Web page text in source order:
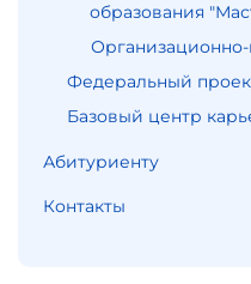
образования
Организационно-
Федеральный
Базовый центр
Абитуриенту
Контакты